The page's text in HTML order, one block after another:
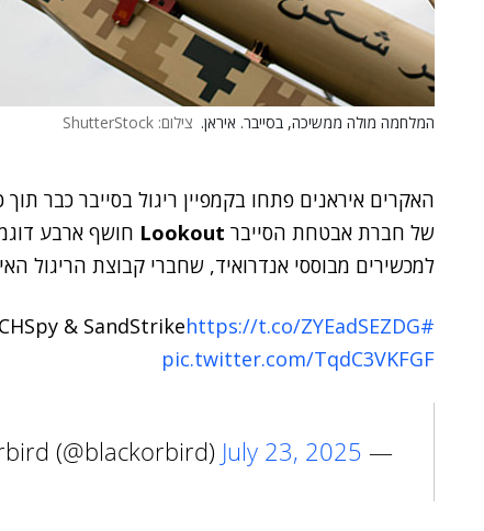
המלחמה מולה ממשיכה, בסייבר. איראן. צילום: ShutterStock
האקרים איראנים פתחו בקמפיין ריגול בסייבר כבר
של חברת אבטחת הסייבר Lookout
למכשירים מבוססי אנדרואיד, שחברי קבוצת הריגול
#MuddyWater
& SandStrikehttps://t.co/ZYEadSEZDG
pic.twitter.com/TqdC3VKFGF
— blackorbird (@blackorbird)
July 23, 2025